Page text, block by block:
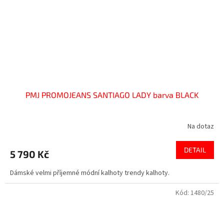
PMJ PROMOJEANS SANTIAGO LADY barva BLACK
Na dotaz
5 790 Kč DETAIL
Dámské velmi příjemné módní kalhoty trendy kalhoty.
Kód: 1480/25